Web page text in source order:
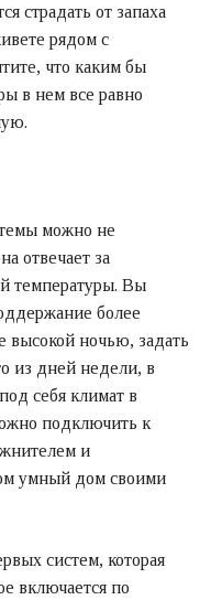
страдать от запаха
рядом с
что каким бы
в нем все равно
можно не
отвечает за
температуры. Вы
более
высокой ночью, задать
из дней недели, в
себя климат в
подключить к
и
умный дом своими
систем, которая
включается по